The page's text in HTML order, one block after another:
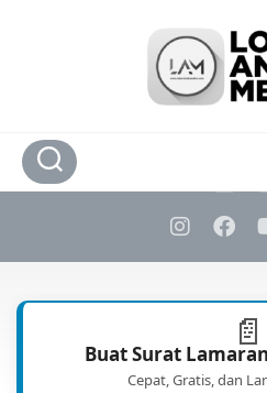
📄
Buat Surat
Cepat, Gratis, dan